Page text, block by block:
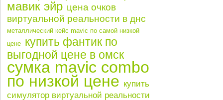
мавик эйр цена очков
виртуальной реальности в днс
металлический кейс mavic по самой низкой
цене купить фантик по
выгодной цене в омск
сумка mavic combo
по низкой цене купить
симулятор виртуальной реальности